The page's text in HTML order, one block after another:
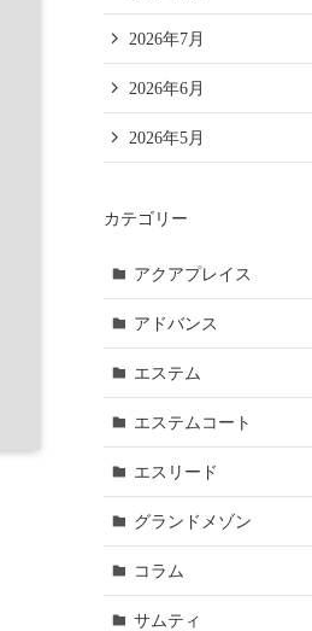
2026年7月
2026年6月
2026年5月
カテゴリー
アクアプレイス
アドバンス
エステム
エステムコート
エスリード
グランドメゾン
コラム
サムティ